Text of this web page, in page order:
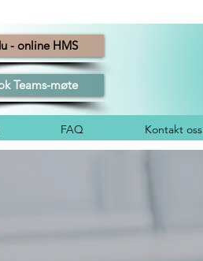
- online HMS
Teams-møte
FAQ Kontakt oss